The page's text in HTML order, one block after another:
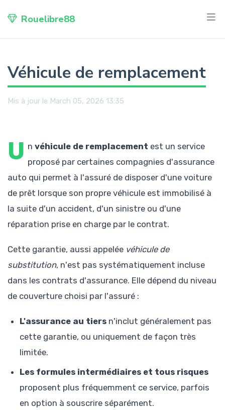
Rouelibre88
Véhicule de remplacement
Mis à jour le March 05, 2026 13:35
U nvéhicule de remplacement est un service
proposé par certaines compagnies d'assurance
auto qui permet à l'assuré de disposer d'une voiture
de prêt lorsque son propre véhicule est immobilisé à
la suite d'un accident, d'un sinistre ou d'une
réparation prise en charge par le contrat.
Cette garantie, aussi appelée véhicule de
substitution, n'est pas systématiquement incluse
dans les contrats d'assurance. Elle dépend du niveau
de couverture choisi par l'assuré :
L'assurance au tiers n'inclut généralement pas
cette garantie, ou uniquement de façon très
limitée.
Les formules intermédiaires et tous risques
proposent plus fréquemment ce service, parfois
en option à souscrire séparément.